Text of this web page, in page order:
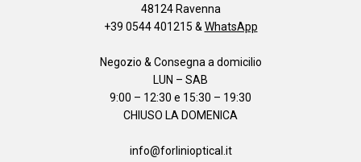
48124 Ravenna
+39 0544 401215 &WhatsApp
Negozio & Consegna a domicilio
LUN – SAB
9:00 – 12:30 e 15:30 – 19:30
CHIUSO LA DOMENICA
info@forlinioptical.it